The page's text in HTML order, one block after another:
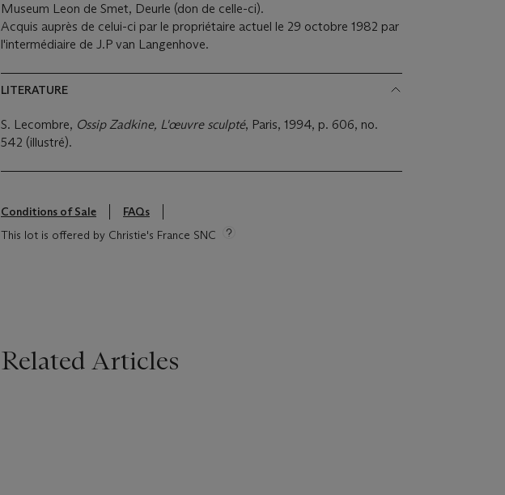
Museum Leon de Smet, Deurle (don de celle-ci).
Acquis auprès de celui-ci par le propriétaire actuel le 29 octobre 1982 par
l'intermédiaire de J.P van Langenhove.
LITERATURE
S. Lecombre, Ossip Zadkine, L'œuvre sculpté, Paris, 1994, p. 606, no.
542 (illustré).
Conditions of Sale
FAQs
This lot is offered by Christie's France SNC
Related Articles